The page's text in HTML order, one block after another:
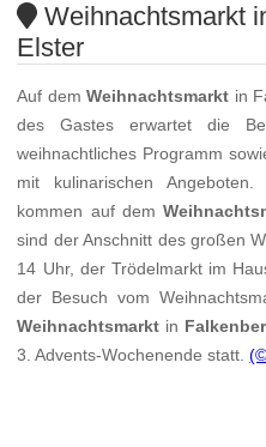
Weihnachtsmarkt
Elster
Auf demWeihnachtsmarkt in
des Gastes erwartet die
weihnachtliches Programm
mit kulinarischen
kommen auf dem
sind der Anschnitt des großen
14 Uhr, der Trödelmarkt im
der Besuch vom
Weihnachtsmarkt in
3. Advents-Wochenende statt.